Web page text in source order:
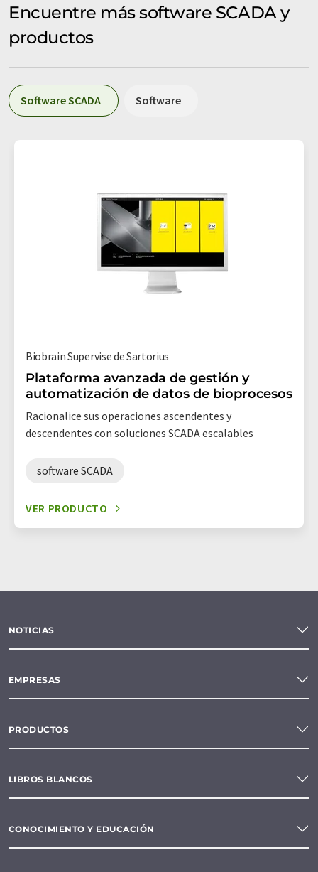
Encuentre más software SCADA y
productos
Software SCADA Software
Biobrain Supervise de Sartorius
Plataforma avanzada de gestión y
automatización de datos de bioprocesos
Racionalice sus operaciones ascendentes y
descendentes con soluciones SCADA escalables
software SCADA
VER PRODUCTO
NOTICIAS
EMPRESAS
PRODUCTOS
LIBROS BLANCOS
CONOCIMIENTO Y EDUCACIÓN